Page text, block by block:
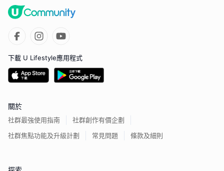
下載 U Lifestyle應用程式
關於
社群最強使用指南
社群創作有價企劃
社群焦點功能及升級計劃
常見問題 條款及細則